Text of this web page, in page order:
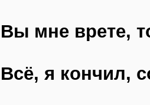
Вы мне врете,
Всё, я кончил,